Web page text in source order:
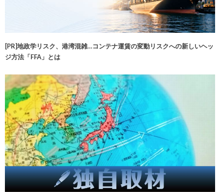
[PR]地政学リスク、港湾混雑…コンテナ運賃の変動リスクへの新しいヘッ
ジ方法「FFA」とは